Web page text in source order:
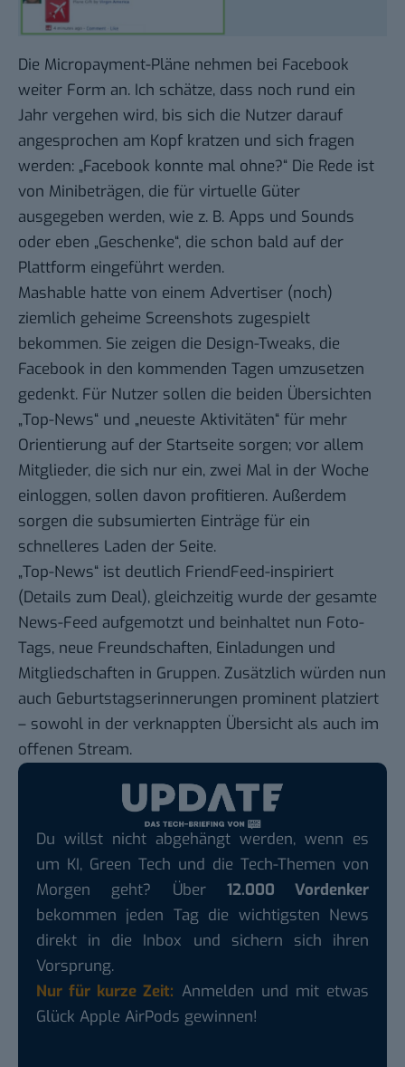
Die Micropayment-Pläne nehmen bei Facebook
weiter Form an. Ich schätze, dass noch rund ein
Jahr vergehen wird, bis sich die Nutzer darauf
angesprochen am Kopf kratzen und sich fragen
werden: „Facebook konnte mal ohne?“ Die Rede ist
von Minibeträgen, die für virtuelle Güter
ausgegeben werden, wie z. B. Apps und Sounds
oder eben „Geschenke“, die schon bald auf der
Plattform eingeführt werden.
Mashable hatte von einem Advertiser (noch)
ziemlich geheime Screenshots zugespielt
bekommen. Sie zeigen die Design-Tweaks, die
Facebook in den kommenden Tagen umzusetzen
gedenkt. Für Nutzer sollen die beiden Übersichten
„Top-News“ und „neueste Aktivitäten“ für mehr
Orientierung auf der Startseite sorgen; vor allem
Mitglieder, die sich nur ein, zwei Mal in der Woche
einloggen, sollen davon profitieren. Außerdem
sorgen die subsumierten Einträge für ein
schnelleres Laden der Seite.
„Top-News“ ist deutlich FriendFeed-inspiriert
(Details zum Deal), gleichzeitig wurde der gesamte
News-Feed aufgemotzt und beinhaltet nun Foto-
Tags, neue Freundschaften, Einladungen und
Mitgliedschaften in Gruppen. Zusätzlich würden nun
auch Geburtstagserinnerungen prominent platziert
– sowohl in der verknappten Übersicht als auch im
offenen Stream.
Du willst nicht abgehängt werden, wenn es
um KI, Green Tech und die Tech-Themen von
Morgen geht? Über 12.000 Vordenker
bekommen jeden Tag die wichtigsten News
direkt in die Inbox und sichern sich ihren
Vorsprung.
Nur für kurze Zeit: Anmelden und mit etwas
Glück Apple AirPods gewinnen!